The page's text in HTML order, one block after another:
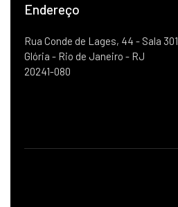
Endereço
Rua Conde de Lages, 44 - Sala 301
Glória - Rio de Janeiro - RJ
20241-080